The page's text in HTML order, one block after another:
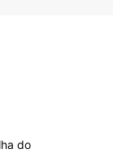
do